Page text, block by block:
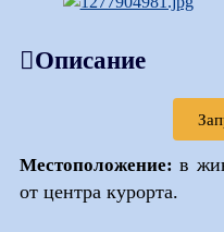
Описание
Местоположение: в
от центра курорта.